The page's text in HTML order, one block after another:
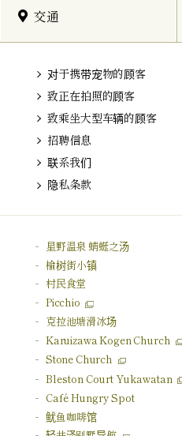
交通
对于携带宠物的顾客
致正在拍照的顾客
致乘坐大型车辆的顾客
招聘信息
联系我们
隐私条款
星野温泉 蜻蜓之汤
榆树街小镇
村民食堂
Picchio
克拉池塘滑冰场
Karuizawa Kogen Church
Stone Church
Bleston Court Yukawatan
Café Hungry Spot
鱿鱼咖啡馆